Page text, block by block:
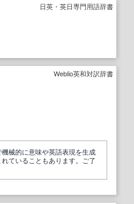
日英・英日専門用語辞書
Weblio英和対訳辞書
械的に意味や英語表現を生成
ていることもあります。ご了